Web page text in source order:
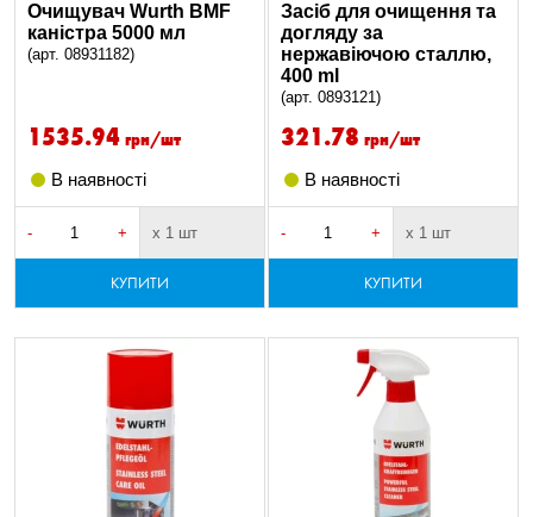
Очищувач Wurth BMF
каністра 5000 мл
(арт. 08931182)
1535.94 грн/шт
В наявності
- + х 1 шт
КУПИТИ
Засіб для очищення та
догляду за
нержавіючою сталлю,
400 ml
(арт. 0893121)
321.78 грн/шт
В наявності
- + х 1 шт
КУПИТИ